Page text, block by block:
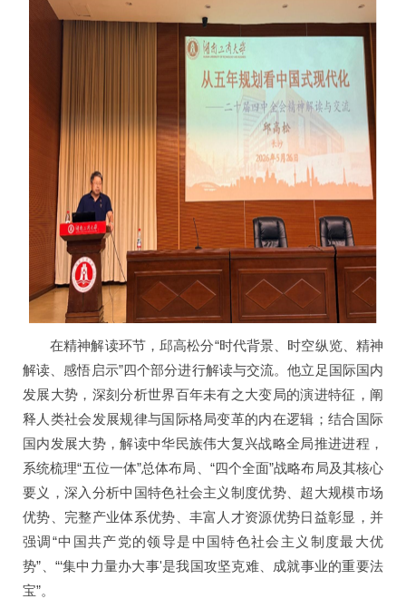
在精神解读环节，邱高松分“时代背景、时空纵览、精神
解读、感悟启示”四个部分进行解读与交流。他立足国际国内
发展大势，深刻分析世界百年未有之大变局的演进特征，阐
释人类社会发展规律与国际格局变革的内在逻辑；结合国际
国内发展大势，解读中华民族伟大复兴战略全局推进进程，
系统梳理“五位一体”总体布局、“四个全面”战略布局及其核心
要义，深入分析中国特色社会主义制度优势、超大规模市场
优势、完整产业体系优势、丰富人才资源优势日益彰显，并
强调“中国共产党的领导是中国特色社会主义制度最大优
势”、“‘集中力量办大事'是我国攻坚克难、成就事业的重要法
宝”。